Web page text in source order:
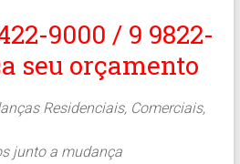
9000 / 9 9822-
seu orçamento
Residenciais, Comerciais,
junto a mudança